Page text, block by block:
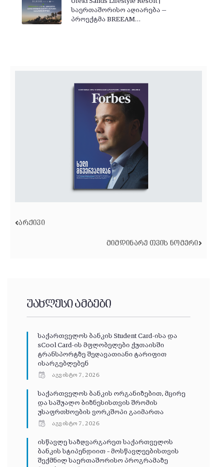
საერთაშორისო აღიარება —
პროექტმა BREEAM…
ᲐᲠᲥᲘᲕᲘ
ᲛᲘᲛᲓᲘᲜᲐᲠᲔ ᲗᲕᲘᲡ ᲜᲝᲛᲔᲠᲘ
უახლესი ამბები
საქართველოს ბანკის Student Card-ისა და
sCool Card-ის მფლობელები ქუთაისში
ტრანსპორტზე შეღავათიანი ტარიფით
ისარგებლებენ
აგვისტო 7, 2026
საქართველოს ბანკის ორგანიზებით, მცირე
და საშუალო ბიზნესისთვის შრომის
უსაფრთხოების ვორკშოპი გაიმართა
აგვისტო 7, 2026
ისწავლე საზღვარგარეთ საქართველოს
ბანკის სტიპენდიით – მოსწავლეებისთვის
შექმნილ საერთაშორისო პროგრამაზე